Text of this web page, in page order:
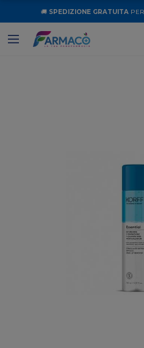
🚚 SPEDIZIONE GRATUITAPER